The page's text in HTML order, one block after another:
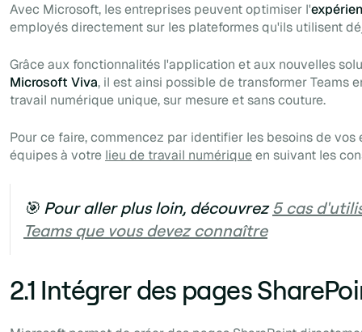
Avec Microsoft, les entreprises peuvent optimiser l'
employés directement sur les plateformes qu'ils utilisent
Grâce aux fonctionnalités l'application et aux nouvelles
Microsoft Viva, il est ainsi possible de transformer Teams
travail numérique unique, sur mesure et sans couture.
Pour ce faire, commencez par identifier les besoins de vos
équipes à votre lieu de travail numériqueen suivant les
🎯 Pour aller plus loin, découvrez5 cas
Teams que vous devez connaître
2.1 Intégrer des pages